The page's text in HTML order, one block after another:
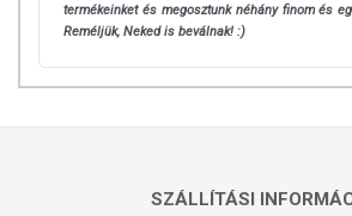
termékeinket és megosztunk néhány finom és
Reméljük, Neked is beválnak! :)
SZÁLLÍTÁSI